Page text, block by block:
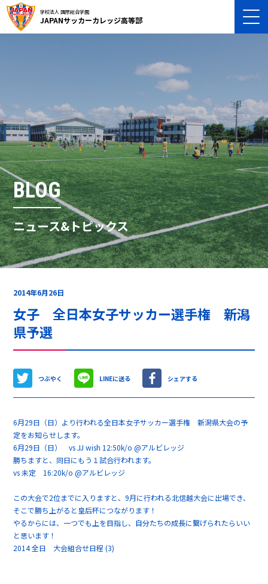
学校法人 国際総合学園
JAPANサッカーカレッジ高等部
BLOG
ニュース&トピックス
2014年6月26日
女子 全日本女子サッカー選手権 新潟
県予選
つぶやく LINEに送る シェアする
6月29日（日）より行われる全日本女子サッカー選手権 新潟県大会の予
定をお知らせします。
6月29日（日） vs JJ wish 12:50k/o @アルビレッジ
勝ちますと、同日にもう１試合行われます。
vs 未定 16:20k/o @アルビレッジ
この大会で2位までに入りますと、9月に行われる北信越大会に出場でき、
そこで勝ち上がると皇后杯につながります！
やるからには、一つでも上を目指し、自分たちの成長に繋げられたらいい
と思います！
2014 全日 大会組合せ日程 (3)